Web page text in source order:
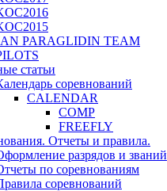
PARAGLIDIN TEAM
статьи
соревнований
CALENDAR
COMP
FREEFLY
Отчеты и правила.
разрядов и званий
по соревнованиям
соревнований